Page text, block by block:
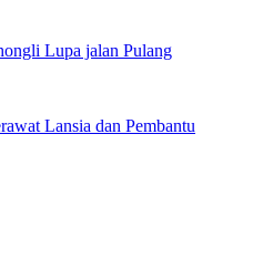
Lupa jalan Pulang
Lansia dan Pembantu